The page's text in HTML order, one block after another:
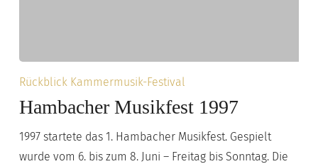
Hambacher
Musikfest
Rückblick Kammermusik-Festival
Hambacher Musikfest 1997
1997 startete das 1. Hambacher Musikfest. Gespielt
wurde vom 6. bis zum 8. Juni – Freitag bis Sonntag. Die